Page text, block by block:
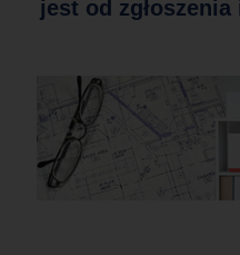
jest od